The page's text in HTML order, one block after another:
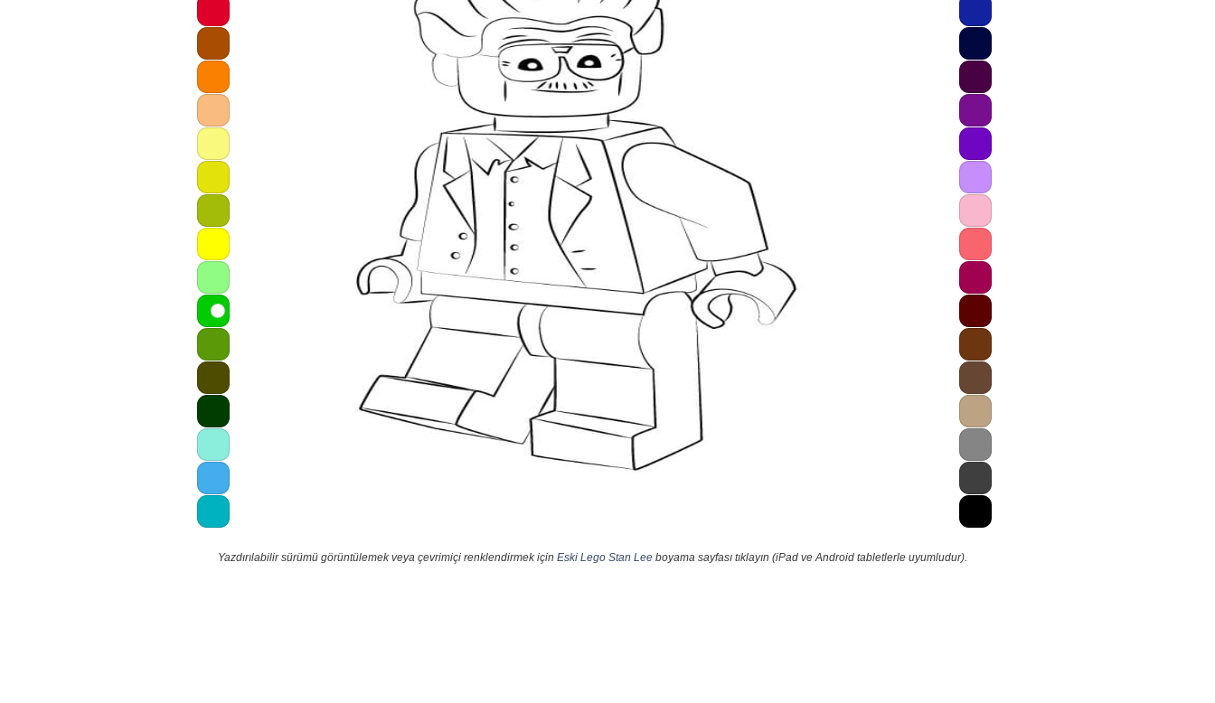
Yazdırılabilir sürümü görüntülemek veya çevrimiçi renklendirmek için Eski Lego Stan Lee boyama sayfası tıklayın (iPad ve Android tabletlerle uyumludur).